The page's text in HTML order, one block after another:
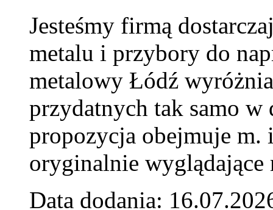
Jesteśmy firmą
metalu i przybory do
metalowy Łódź
przydatnych tak samo w
propozycja obejmuje m.
oryginalnie wyglądające
Data dodania: